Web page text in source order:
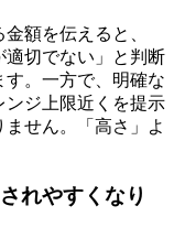
額を伝えると、
適切でない」と判断
す。一方で、明確な
ンジ上限近くを提示
せん。「高さ」よ
れやすくなり